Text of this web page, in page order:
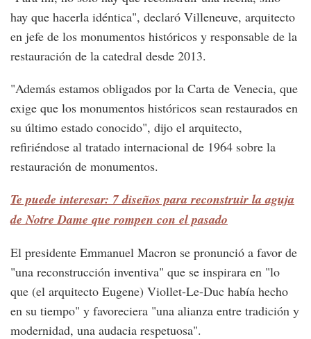
hay que hacerla idéntica", declaró Villeneuve, arquitecto
en jefe de los monumentos históricos y responsable de la
restauración de la catedral desde 2013.
"Además estamos obligados por la Carta de Venecia, que
exige que los monumentos históricos sean restaurados en
su último estado conocido", dijo el arquitecto,
refiriéndose al tratado internacional de 1964 sobre la
restauración de monumentos.
Te puede interesar: 7 diseños para reconstruir la aguja
de Notre Dame que rompen con el pasado
El presidente Emmanuel Macron se pronunció a favor de
"una reconstrucción inventiva" que se inspirara en "lo
que (el arquitecto Eugene) Viollet-Le-Duc había hecho
en su tiempo" y favoreciera "una alianza entre tradición y
modernidad, una audacia respetuosa".